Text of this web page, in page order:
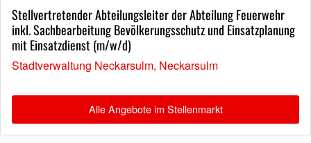
Stellvertretender Abteilungsleiter der Abteilung Feuerwehr
inkl. Sachbearbeitung Bevölkerungsschutz und Einsatzplanung
mit Einsatzdienst (m/w/d)
Stadtverwaltung Neckarsulm, Neckarsulm
Alle Angebote im Stellenmarkt